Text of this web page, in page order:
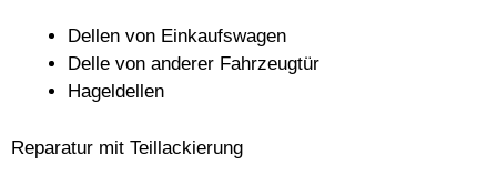
Dellen von Einkaufswagen
Delle von anderer Fahrzeugtür
Hageldellen
Reparatur mit Teillackierung